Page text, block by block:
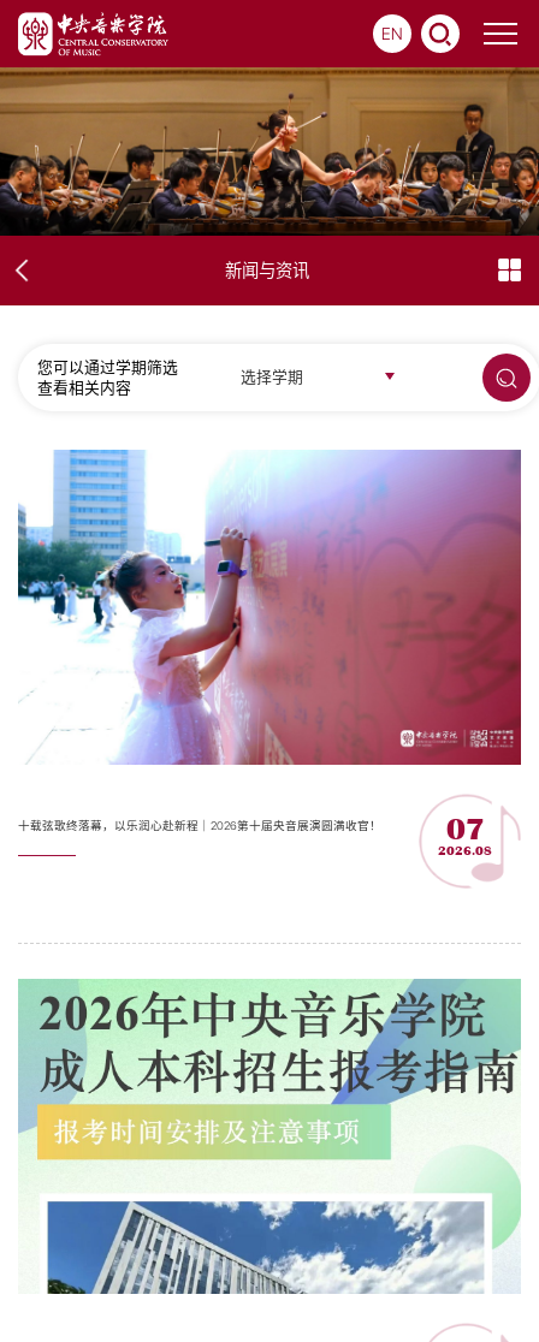
EN
新闻与资讯
您可以通过学期筛选
查看相关内容
选择学期
十载弦歌终落幕，以乐润心赴新程｜2026第十届央音展演圆满收官！ 07
2026.08